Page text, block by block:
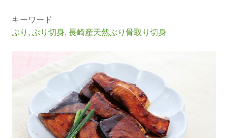
キーワード
ぶり , ぶり切身, 長崎産天然ぶり骨取り切身